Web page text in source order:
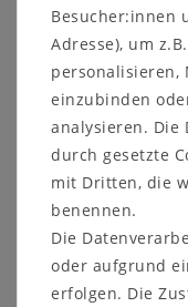
Hier kommen Sie
aus Kiefer weiß oder
Prospekte
Produktsicherheit
Produktbewertung
Besucher:innen
Adresse), um
personalisieren,
einzubinden
analysieren. Die
durch gesetzte
mit Dritten, die
benennen.
Die
oder aufgrund
erfolgen. Die